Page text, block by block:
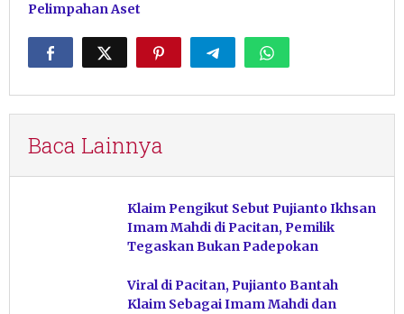
Pelimpahan Aset
Baca Lainnya
Klaim Pengikut Sebut Pujianto Ikhsan
Imam Mahdi di Pacitan, Pemilik
Tegaskan Bukan Padepokan
Viral di Pacitan, Pujianto Bantah
Klaim Sebagai Imam Mahdi dan